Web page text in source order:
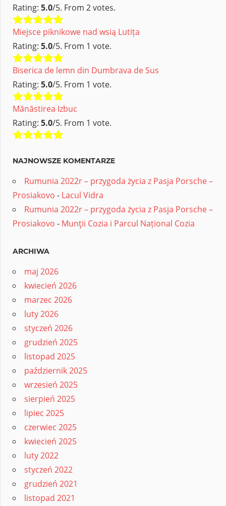
Rating: 5.0/5. From 2 votes.
Miejsce piknikowe nad wsią Lutița
Rating: 5.0/5. From 1 vote.
Biserica de lemn din Dumbrava de Sus
Rating: 5.0/5. From 1 vote.
Mănăstirea Izbuc
Rating: 5.0/5. From 1 vote.
NAJNOWSZE KOMENTARZE
Rumunia 2022r – przygoda życia z Pasja Porsche –
Prosiakovo - Lacul Vidra
Rumunia 2022r – przygoda życia z Pasja Porsche –
Prosiakovo - Munţii Cozia i Parcul Național Cozia
ARCHIWA
maj 2026
kwiecień 2026
marzec 2026
luty 2026
styczeń 2026
grudzień 2025
listopad 2025
październik 2025
wrzesień 2025
sierpień 2025
lipiec 2025
czerwiec 2025
kwiecień 2025
luty 2022
styczeń 2022
grudzień 2021
listopad 2021